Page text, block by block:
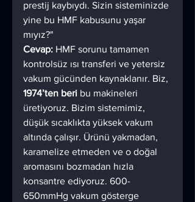
prestij kaybıydı. Sizin sisteminizde
yine bu HMF kabusunu yaşar
mıyız?"
Cevap: HMF sorunu tamamen
kontrolsüz ısı transferi ve yetersiz
vakum gücünden kaynaklanır. Biz,
1974’ten beri bu makineleri
üretiyoruz. Bizim sistemimiz,
düşük sıcaklıkta yüksek vakum
altında çalışır. Ürünü yakmadan,
karamelize etmeden ve o doğal
aromasını bozmadan hızla
konsantre ediyoruz. 600-
650mmHg vakum gösterge